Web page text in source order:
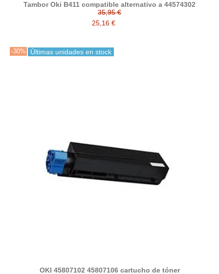
Tambor Oki B411 compatible alternativo a 44574302
35,95 €
25,16 €
-30% Últimas unidades en stock
OKI 45807102 45807106 cartucho de tóner